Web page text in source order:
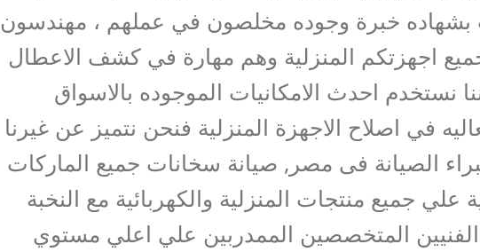
بشهاده خبرة وجوده مخلصون في عملهم ، مهندسون
اجهزتكم المنزلية وهم مهارة في كشف الاعطال
نستخدم احدث الامكانيات الموجوده بالاسواق
في اصلاح الاجهزة المنزلية فنحن نتميز عن غيرنا
خبراء الصيانة فى مصر, صيانة سخانات جميع الماركات
علي جميع منتجات المنزلية والكهربائية مع النخبة
المتخصصين الممدربين علي اعلي مستوي